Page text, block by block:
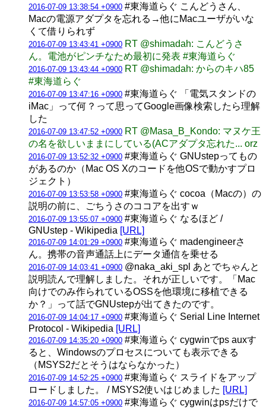
2016-07-09 13:38:54 +0900 #東海道らぐ こんどうさん、
Macの電源アダプタを忘れる→他にMacユーザがいな
くて借りられず
2016-07-09 13:43:41 +0900 RT @shimadah: こんどうさ
ん。電池がピンチなため最初に発表 #東海道らぐ
2016-07-09 13:43:44 +0900 RT @shimadah: からのキハ85
#東海道らぐ
2016-07-09 13:47:16 +0900 #東海道らぐ 「電気スタンドの
iMac」って何？って思ってGoogle画像検索したら理解
した
2016-07-09 13:47:52 +0900 RT @Masa_B_Kondo: マヌケ王
の名を欲しいままにしている(ACアダプタ忘れた... orz
2016-07-09 13:52:32 +0900 #東海道らぐ GNUstepってもの
があるのか（Mac OS Xのコードを他OSで動かすプロ
ジェクト）
2016-07-09 13:53:58 +0900 #東海道らぐ cocoa（Macの）の
説明の前に、ごちうさのココアを出すｗ
2016-07-09 13:55:07 +0900 #東海道らぐ なるほど /
GNUstep - Wikipedia [URL]
2016-07-09 14:01:29 +0900 #東海道らぐ madengineerさ
ん。携帯の音声通話上にデータ通信を乗せる
2016-07-09 14:03:41 +0900 @naka_aki_spl あとでちゃんと
説明読んで理解しました。それが正しいです。「Mac
向けでのみ作られているOSSを他環境に移植できる
か？」って話でGNUstepが出てきたのです。
2016-07-09 14:04:17 +0900 #東海道らぐ Serial Line Internet
Protocol - Wikipedia [URL]
2016-07-09 14:35:20 +0900 #東海道らぐ cygwinでps auxす
ると、Windowsのプロセスについても表示できる
（MSYS2だとそうはならなかった）
2016-07-09 14:52:25 +0900 #東海道らぐ スライドをアップ
ロードしました。 / MSYS2使いはじめました [URL]
2016-07-09 14:57:05 +0900 #東海道らぐ cygwinはpsだけで